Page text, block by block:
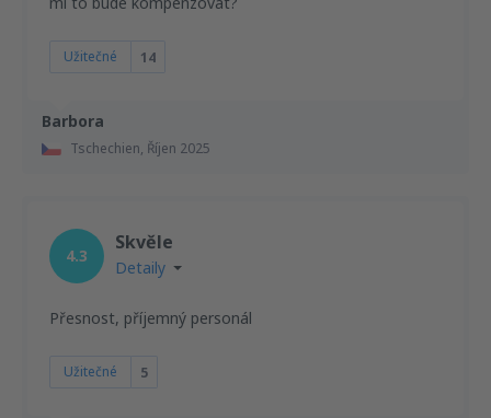
Barbora
Tschechien, Říjen 2025
Užitečné 14
4.3
Skvěle
Detaily
Přesnost, příjemný personál
Užitečné 5